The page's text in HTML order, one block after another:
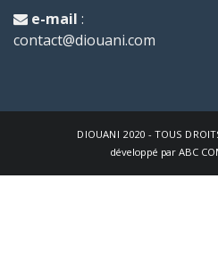
e-mail :
contact@diouani.com
DIOUANI 2020 - TOUS
développé par ABC